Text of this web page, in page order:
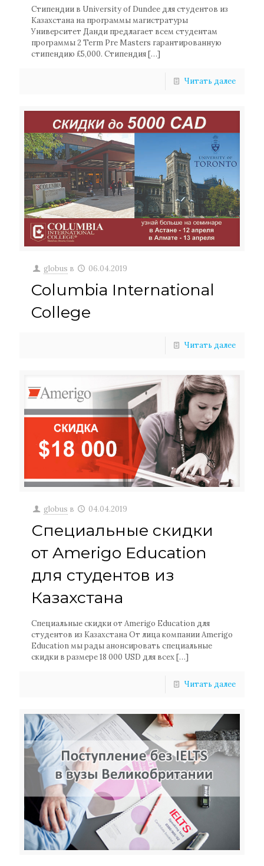
Стипендии в University of Dundee для студентов из
Казахстана на программы магистратуры
Университет Данди предлагает всем студентам
программы 2 Term Pre Masters гарантированную
стипендию £5,000. Стипендия[…]
Читать далее
globus в 06.04.2019
Columbia International
College
Читать далее
globus в 04.04.2019
Специальные скидки
от Amerigo Education
для студентов из
Казахстана
Специальные скидки от Amerigo Education для
студентов из Казахстана От лица компании Amerigo
Education мы рады анонсировать специальные
скидки в размере 18 000 USD для всех[…]
Читать далее